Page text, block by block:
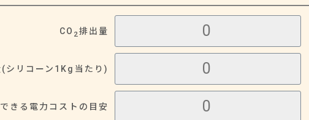
CO 2排出量​
シリコーン1Kg当たり)​
きる電力コストの目安